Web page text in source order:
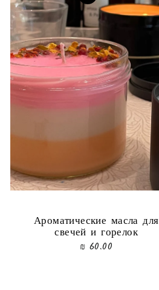
Ароматические масла для
свечей и горелок
60.00 ₪